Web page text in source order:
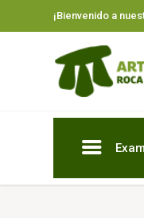
¡Bienvenido a